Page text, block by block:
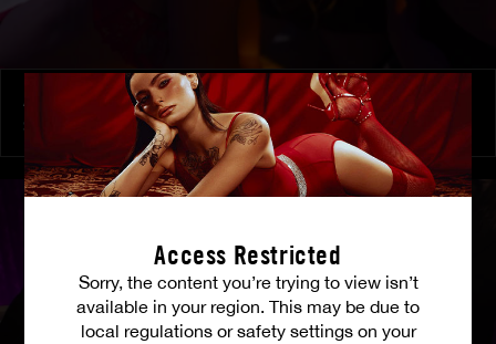
Access Restricted
Sorry, the content you’re trying to view isn’t
available in your region. This may be due to
local regulations or safety settings on your
À ses ordres
SHALINA DEVINE